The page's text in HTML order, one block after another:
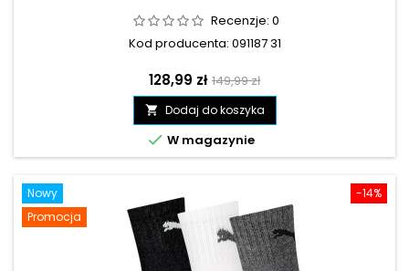
Recenzje: 0
Kod producenta: 091187 31
Cena
128,99 zł Cena
podstawowa
149,99 zł
 Dodaj do koszyka
 W magazynie
-14%
Nowy
Promocja